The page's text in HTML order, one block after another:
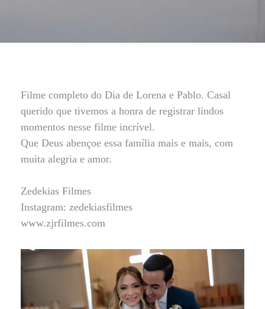
Filme completo do Dia de Lorena e Pablo. Casal
querido que tivemos a honra de registrar lindos
momentos nesse filme incrível.
Que Deus abençoe essa família mais e mais, com
muita alegria e amor.
Zedekias Filmes
Instagram: zedekiasfilmes
www.zjrfilmes.com